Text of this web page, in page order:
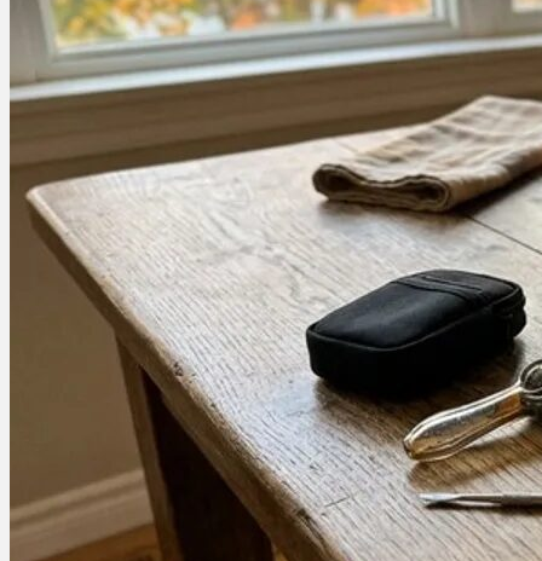
Ablauf
Alle Krankheiten
Chronische Schmerzen
ADHS
Angststörungen
Chronische Migräne